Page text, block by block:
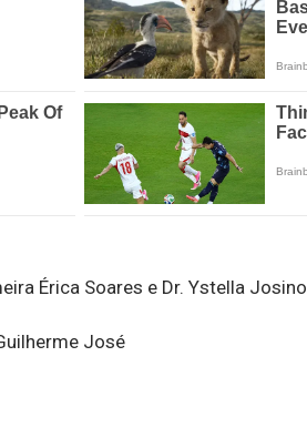
Érica Soares e Dr. Ystella Josino
José